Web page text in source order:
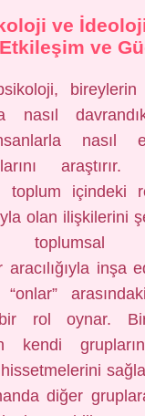
ve
Etkileşim ve
bireylerin
nasıl
nasıl
araştırır.
toplum içindeki
olan ilişkilerini
toplumsal
aracılığıyla inşa
rol oynar.
kendi
diğer